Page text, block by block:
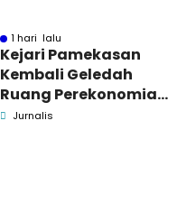
1 hari lalu
Kejari Pamekasan
Kembali Geledah
Ruang Perekonomian,
Pidsus: Tunggu Saja!
Jurnalis